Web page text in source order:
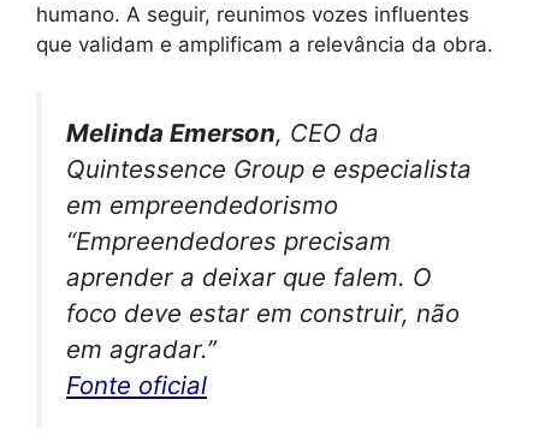
humano. A seguir, reunimos vozes influentes
que validam e amplificam a relevância da obra.
Melinda Emerson, CEO da
Quintessence Group e especialista
em empreendedorismo
“Empreendedores precisam
aprender a deixar que falem. O
foco deve estar em construir, não
em agradar.”
Fonte oficial